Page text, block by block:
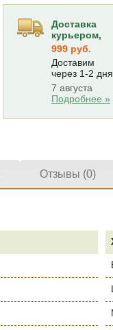
Доставка
курьером,
999 руб.
Доставим
через 1-2 дня
7 августа
Подробнее »
Отзывы (0)